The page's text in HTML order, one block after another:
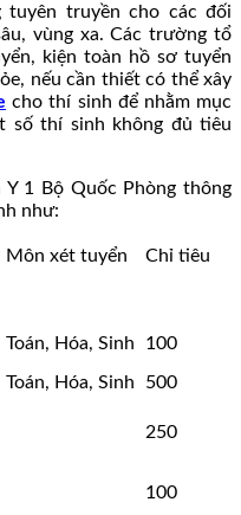
tuyên truyền cho các đối
vùng xa. Các trường tổ
kiện toàn hồ sơ tuyển
nếu cần thiết có thể xây
cho thí sinh để nhằm mục
số thí sinh không đủ tiêu
Y 1 Bộ Quốc Phòng thông
như:
Môn xét tuyển
Chỉ tiêu
Toán, Hóa, Sinh 100
Toán, Hóa, Sinh
500
250
100